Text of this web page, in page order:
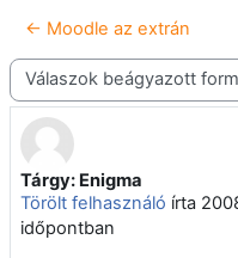
← Moodle az extrán
Megjelenítési mód
Tárgy: Enigma
Törölt felhasználó írta
időpontban
Válaszok szám: 0